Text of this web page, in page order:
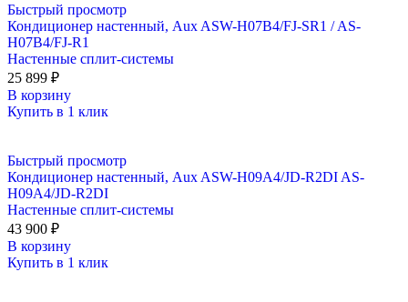
Быстрый просмотр
Кондиционер настенный, Aux ASW-H07B4/FJ-SR1 / AS-
H07B4/FJ-R1
Настенные сплит-системы
25 899 ₽
В корзину
Купить в 1 клик
Быстрый просмотр
Кондиционер настенный, Aux ASW-H09A4/JD-R2DI AS-
H09A4/JD-R2DI
Настенные сплит-системы
43 900 ₽
В корзину
Купить в 1 клик